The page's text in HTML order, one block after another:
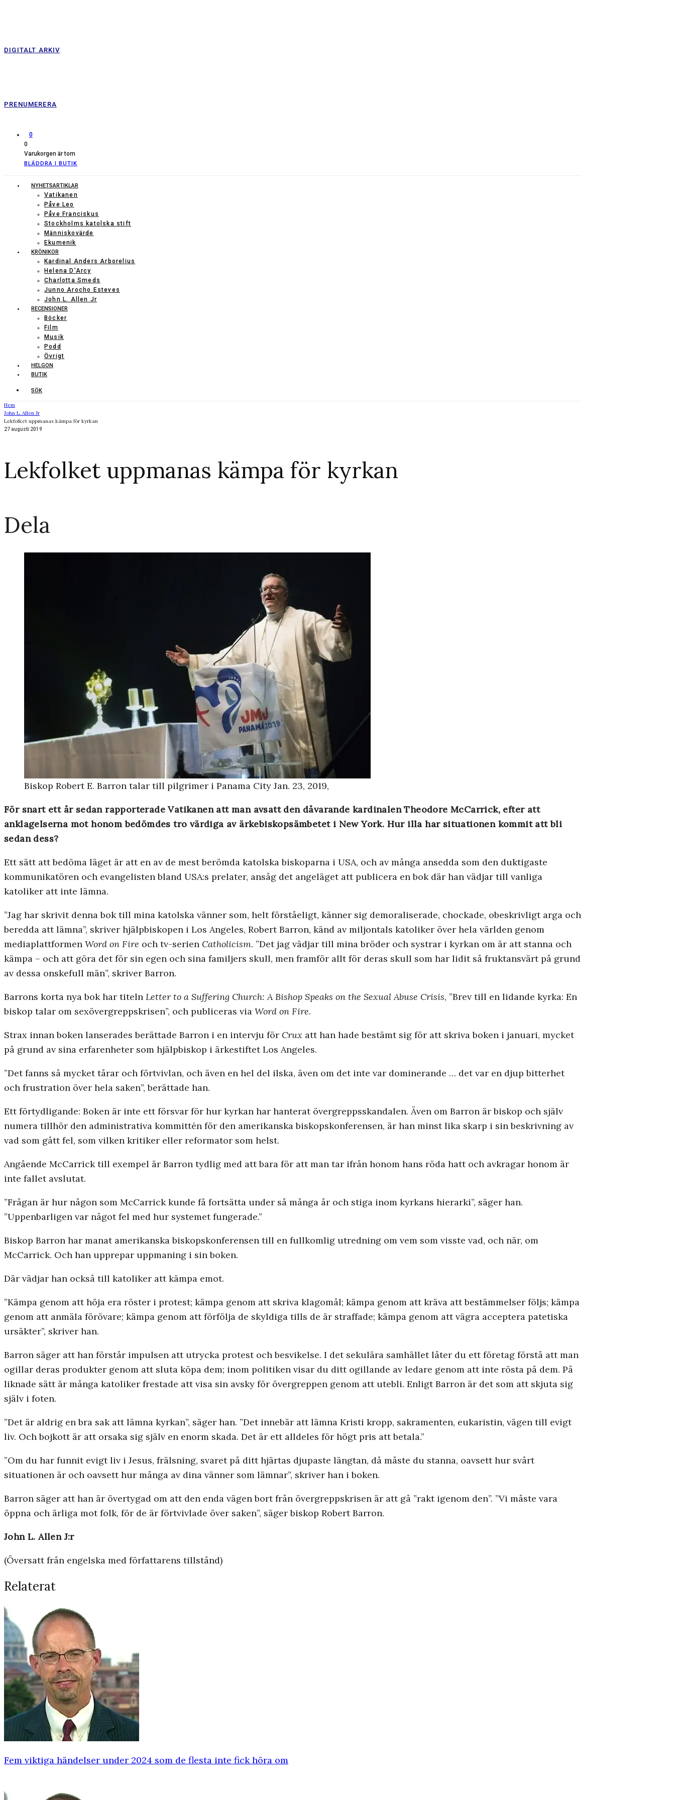
DIGITALT ARKIV
PRENUMERERA
0
0
Varukorgen är tom
BLÄDDRA I BUTIK
NYHETSARTIKLAR
Vatikanen
Påve Leo
Påve Franciskus
Stockholms katolska stift
Människovärde
Ekumenik
KRÖNIKOR
Kardinal Anders Arborelius
Helena D’Arcy
Charlotta Smeds
Junno Arocho Esteves
John L. Allen Jr
RECENSIONER
Böcker
Film
Musik
Podd
Övrigt
HELGON
BUTIK
SÖK
Hem
John L. Allen Jr
Lekfolket uppmanas kämpa för kyrkan
27 augusti 2019
Lekfolket uppmanas kämpa för kyrkan
Dela
Biskop Robert E. Barron talar till pilgrimer i Panama City Jan. 23, 2019,
För snart ett år sedan rapporterade Vatikanen att man avsatt den dåvarande kardinalen Theodore McCarrick, efter att
anklagelserna mot honom bedömdes tro värdiga av ärkebiskopsämbetet i New York. Hur illa har situationen kommit att bli
sedan dess?
Ett sätt att bedöma läget är att en av de mest berömda katolska biskoparna i USA, och av många ansedda som den duktigaste
kommunikatören och evangelisten bland USA:s prelater, ansåg det angeläget att publicera en bok där han vädjar till vanliga
katoliker att inte lämna.
”Jag har skrivit denna bok till mina katolska vänner som, helt förståeligt, känner sig demoraliserade, chockade, obeskrivligt arga och
beredda att lämna”, skriver hjälpbiskopen i Los Angeles, Robert Barron, känd av miljontals katoliker över hela världen genom
mediaplattformen Word on Fire och tv-serien Catholicism. ”Det jag vädjar till mina bröder och systrar i kyrkan om är att stanna och
kämpa – och att göra det för sin egen och sina familjers skull, men framför allt för deras skull som har lidit så fruktansvärt på grund
av dessa onskefull män”, skriver Barron.
Barrons korta nya bok har titeln Letter to a Suffering Church: A Bishop Speaks on the Sexual Abuse Crisis, ”Brev till en lidande kyrka: En
biskop talar om sexövergreppskrisen”, och publiceras via Word on Fire.
Strax innan boken lanserades berättade Barron i en intervju för Crux att han hade bestämt sig för att skriva boken i januari, mycket
på grund av sina erfarenheter som hjälpbiskop i ärkestiftet Los Angeles.
”Det fanns så mycket tårar och förtvivlan, och även en hel del ilska, även om det inte var dominerande … det var en djup bitterhet
och frustration över hela saken”, berättade han.
Ett förtydligande: Boken är inte ett försvar för hur kyrkan har hanterat övergreppsskandalen. Även om Barron är biskop och själv
numera tillhör den administrativa kommittén för den amerikanska biskopskonferensen, är han minst lika skarp i sin beskrivning av
vad som gått fel, som vilken kritiker eller reformator som helst.
Angående McCarrick till exempel är Barron tydlig med att bara för att man tar ifrån honom hans röda hatt och avkragar honom är
inte fallet avslutat.
”Frågan är hur någon som McCarrick kunde få fortsätta under så många år och stiga inom kyrkans hierarki”, säger han.
”Uppenbarligen var något fel med hur systemet fungerade.”
Biskop Barron har manat amerikanska biskopskonferensen till en fullkomlig utredning om vem som visste vad, och när, om
McCarrick. Och han upprepar uppmaning i sin boken.
Där vädjar han också till katoliker att kämpa emot.
”Kämpa genom att höja era röster i protest; kämpa genom att skriva klagomål; kämpa genom att kräva att bestämmelser följs; kämpa
genom att anmäla förövare; kämpa genom att förfölja de skyldiga tills de är straffade; kämpa genom att vägra acceptera patetiska
ursäkter”, skriver han.
Barron säger att han förstår impulsen att utrycka protest och besvikelse. I det sekulära samhället låter du ett företag förstå att man
ogillar deras produkter genom att sluta köpa dem; inom politiken visar du ditt ogillande av ledare genom att inte rösta på dem. På
liknade sätt är många katoliker frestade att visa sin avsky för övergreppen genom att utebli. Enligt Barron är det som att skjuta sig
själv i foten.
”Det är aldrig en bra sak att lämna kyrkan”, säger han. ”Det innebär att lämna Kristi kropp, sakramenten, eukaristin, vägen till evigt
liv. Och bojkott är att orsaka sig själv en enorm skada. Det är ett alldeles för högt pris att betala.”
”Om du har funnit evigt liv i Jesus, frälsning, svaret på ditt hjärtas djupaste längtan, då måste du stanna, oavsett hur svårt
situationen är och oavsett hur många av dina vänner som lämnar”, skriver han i boken.
Barron säger att han är övertygad om att den enda vägen bort från övergreppskrisen är att gå ”rakt igenom den”. ”Vi måste vara
öppna och ärliga mot folk, för de är förtvivlade över saken”, säger biskop Robert Barron.
John L. Allen J:r
(Översatt från engelska med författarens tillstånd)
Relaterat
Fem viktiga händelser under 2024 som de flesta inte fick höra om